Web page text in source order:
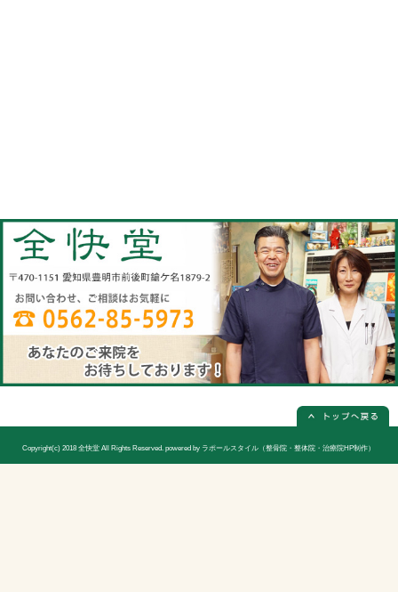
当院へのアクセス情報
全快堂
〒470-1151 愛知県豊明市前後町鎗ケ
0562-85-5973(電話予約は必ず必要に
休診日
日曜日(隔週)お休み